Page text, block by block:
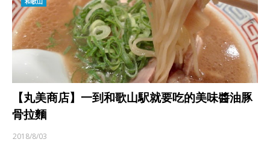
【丸美商店】一到和歌山駅就要吃的美味醬油豚
骨拉麵
2018/8/03